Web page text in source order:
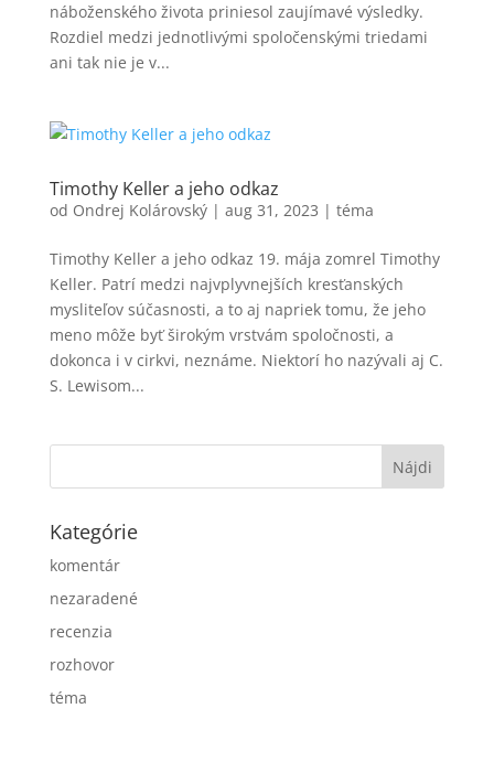
náboženského života priniesol zaujímavé výsledky.
Rozdiel medzi jednotlivými spoločenskými triedami
ani tak nie je v...
Timothy Keller a jeho odkaz
od Ondrej Kolárovský| aug 31, 2023 | téma
Timothy Keller a jeho odkaz 19. mája zomrel Timothy
Keller. Patrí medzi najvplyvnejších kresťanských
mysliteľov súčasnosti, a to aj napriek tomu, že jeho
meno môže byť širokým vrstvám spoločnosti, a
dokonca i v cirkvi, neznáme. Niektorí ho nazývali aj C.
S. Lewisom...
Kategórie
komentár
nezaradené
recenzia
rozhovor
téma